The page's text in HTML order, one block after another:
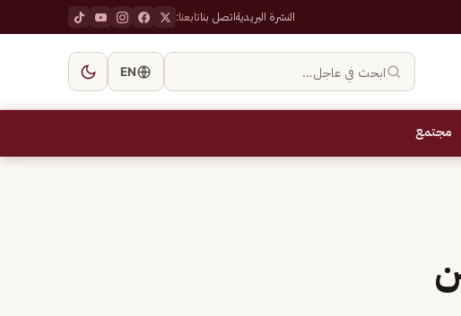
النشرة البريديةاتصل بناتابعنا:
ابحث في عاجل… EN
مجتمع